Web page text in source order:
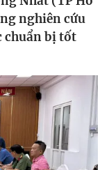
nghiên cứu
chuẩn bị tốt